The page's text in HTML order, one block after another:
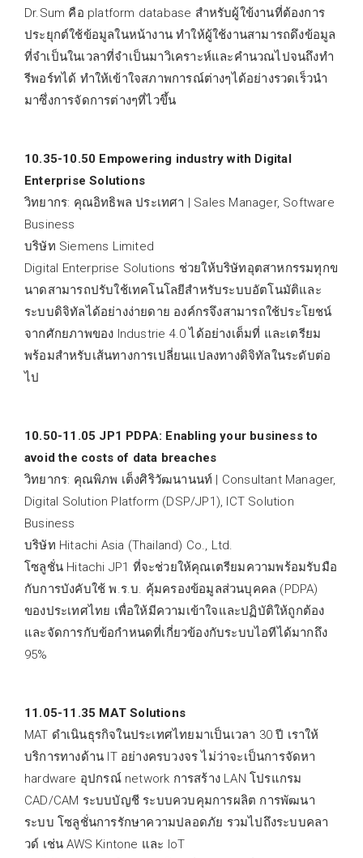
Dr.Sum คือ platform database สำหรับผู้ใข้งานที่ต้องการ
ประยุกต์ใช้ข้อมูลในหน้างาน ทำให้ผู้ใช้งานสามารถดึงข้อมูล
ที่จำเป็นในเวลาที่จำเป็นมาวิเคราะห์และคำนวณไปจนถึงทำ
รีพอร์ทได้ ทำให้เข้าใจสภาพการณ์ต่างๆได้อย่างรวดเร็วนำ
มาซึ่งการจัดการต่างๆที่ไวขึ้น
10.35-10.50 Empowering industry with Digital
Enterprise Solutions
วิทยากร: คุณอิทธิพล ประเทศา | Sales Manager, Software
Business
บริษัท Siemens Limited
Digital Enterprise Solutions ช่วยให้บริษัทอุตสาหกรรมทุกข
นาดสามารถปรับใช้เทคโนโลยีสำหรับระบบอัตโนมัติและ
ระบบดิจิทัลได้อย่างง่ายดาย องค์กรจึงสามารถใช้ประโยชน์
จากศักยภาพของ Industrie 4.0 ได้อย่างเต็มที่ และเตรียม
พร้อมสำหรับเส้นทางการเปลี่ยนแปลงทางดิจิทัลในระดับต่อ
ไป
10.50-11.05 JP1 PDPA: Enabling your business to
avoid the costs of data breaches
วิทยากร: คุณพิภพ เต็งศิริวัฒนานนท์ | Consultant Manager,
Digital Solution Platform (DSP/JP1), ICT Solution
Business
บริษัท Hitachi Asia (Thailand) Co., Ltd.
โซลูชั่น Hitachi JP1 ที่จะช่วยให้คุณเตรียมความพร้อมรับมือ
กับการบังคับใช้ พ.ร.บ. คุ้มครองข้อมูลส่วนบุคคล (PDPA)
ของประเทศไทย เพื่อให้มีความเข้าใจและปฏิบัติให้ถูกต้อง
และจัดการกับข้อกำหนดที่เกี่ยวข้องกับระบบไอทีได้มากถึง
95%
11.05-11.35 MAT Solutions
MAT ดำเนินธุรกิจในประเทศไทยมาเป็นเวลา 30 ปี เราให้
บริการทางด้าน IT อย่างครบวงจร ไม่ว่าจะเป็นการจัดหา
hardware อุปกรณ์ network การสร้าง LAN โปรแกรม
CAD/CAM ระบบบัญชี ระบบควบคุมการผลิต การพัฒนา
ระบบ โซลูชั่นการรักษาความปลอดภัย รวมไปถึงระบบคลา
วด์ เช่น AWS Kintone และ IoT